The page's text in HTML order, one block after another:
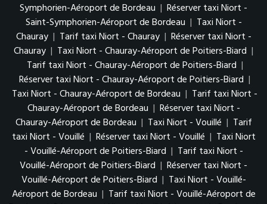
Symphorien-Aéroport de Bordeau | Réserver taxi Niort -
Saint-Symphorien-Aéroport de Bordeau | Taxi Niort -
Chauray | Tarif taxi Niort - Chauray | Réserver taxi Niort -
Chauray | Taxi Niort - Chauray-Aéroport de Poitiers-Biard |
Tarif taxi Niort - Chauray-Aéroport de Poitiers-Biard |
Réserver taxi Niort - Chauray-Aéroport de Poitiers-Biard |
Taxi Niort - Chauray-Aéroport de Bordeau | Tarif taxi Niort -
Chauray-Aéroport de Bordeau | Réserver taxi Niort -
Chauray-Aéroport de Bordeau | Taxi Niort - Vouillé | Tarif
taxi Niort - Vouillé | Réserver taxi Niort - Vouillé | Taxi Niort
- Vouillé-Aéroport de Poitiers-Biard | Tarif taxi Niort -
Vouillé-Aéroport de Poitiers-Biard | Réserver taxi Niort -
Vouillé-Aéroport de Poitiers-Biard | Taxi Niort - Vouillé-
Aéroport de Bordeau | Tarif taxi Niort - Vouillé-Aéroport de